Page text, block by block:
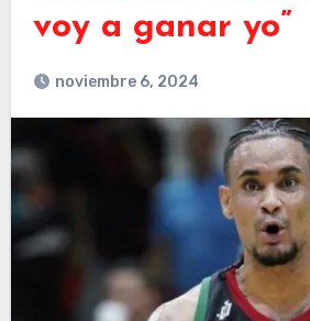
voy a ganar yo”
noviembre 6, 2024